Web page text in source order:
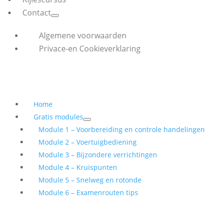
Contact
Algemene voorwaarden
Privace-en Cookieverklaring
Home
Gratis modules
Module 1 – Voorbereiding en controle handelingen
Module 2 – Voertuigbediening
Module 3 – Bijzondere verrichtingen
Module 4 – Kruispunten
Module 5 – Snelweg en rotonde
Module 6 – Examenrouten tips